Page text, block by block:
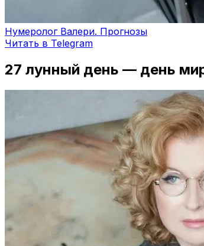
Нумеролог Валери. Прогнозы
Читать в Telegram
27 лунный день — день